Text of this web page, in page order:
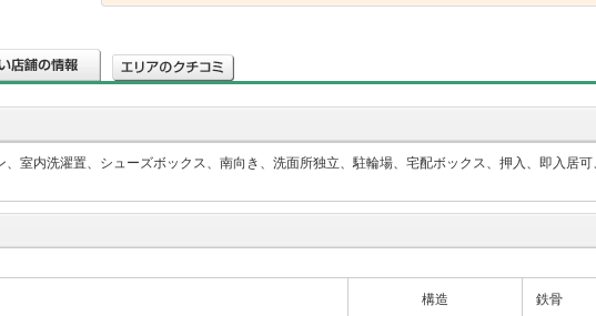
室内洗濯置、シューズボックス、南向き、洗面所独立、駐輪場、宅配ボックス、押入、即入居
構造 鉄骨